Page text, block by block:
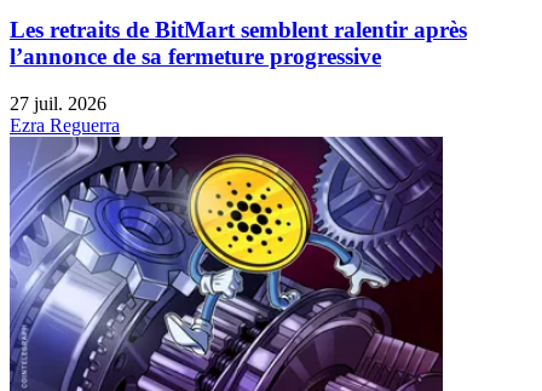
Les retraits de BitMart semblent ralentir après
l’annonce de sa fermeture progressive
27 juil. 2026
Ezra Reguerra